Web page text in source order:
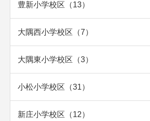
豊新小学校区（13）
大隅西小学校区（7）
大隅東小学校区（3）
小松小学校区（31）
新庄小学校区（12）